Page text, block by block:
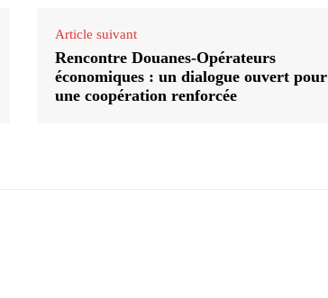
Article suivant
Rencontre Douanes-Opérateurs
économiques : un dialogue ouvert pour
une coopération renforcée